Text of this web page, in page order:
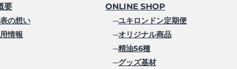
要
の想い
情報
ONLINE SHOP
─ユキロンドン定期便
─オリジナル商品
─精油56種
─グッズ基材